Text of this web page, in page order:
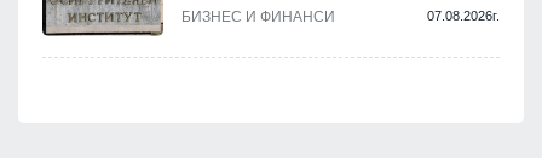
БИЗНЕС И ФИНАНСИ 07.08.2026г.